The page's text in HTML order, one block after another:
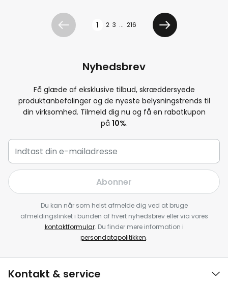
Tidligere 1 2 3 ... 216
Næste
Nyhedsbrev
Få glæde af eksklusive tilbud, skræddersyede
produktanbefalinger og de nyeste belysningstrends til
din virksomhed. Tilmeld dig nu og få en rabatkupon
på 10%.
Abonner
Du kan når som helst afmelde dig ved at bruge
afmeldingslinket i bunden af hvert nyhedsbrev eller via vores
kontaktformular. Du finder mere information i
persondatapolitikken.
Kontakt & service